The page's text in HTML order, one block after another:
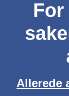
For
Allerede